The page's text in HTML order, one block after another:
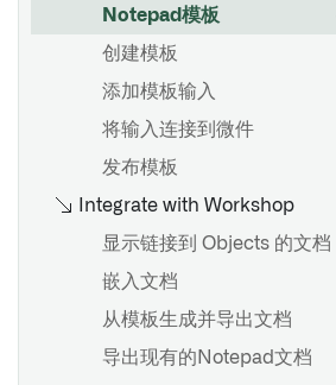
地图面板
概述
起始
以数据集保存
更改输入数据集版本
项目引用
以Pipeline Builder格式导出
Contour逻辑
批量变换数据与变换表
使用公式
卡片索引
变换表变换索引
公式语法
Vega 图
概述
导入或导出对象集
筛选对象集
可视化数据
展示可视化
访问非结构化文件
Spark
变换常见问题解答
概述
起始
多节点模板
建议模板
Notepad模板
创建模板
添加模板输入
将输入连接到微件
发布模板
Integrate with Workshop
显示链接到 Objects 的文档
嵌入文档
从模板生成并导出文档
导出现有的Notepad文档